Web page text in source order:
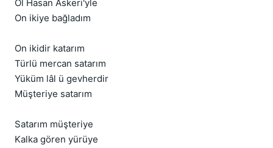
Ol Hasan Askeri'yle
On ikiye bağladım
On ikidir katarım
Türlü mercan satarım
Yüküm lâl ü gevherdir
Müşteriye satarım
Satarım müşteriye
Kalka gören yürüye